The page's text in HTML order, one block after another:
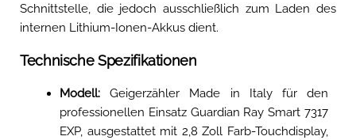
Schnittstelle, die jedoch ausschließlich zum Laden des
internen Lithium-Ionen-Akkus dient.
Technische Spezifikationen
Modell:Geigerzähler Made in Italy für den
professionellen Einsatz Guardian Ray Smart 7317
EXP, ausgestattet mit 2,8 Zoll Farb-Touchdisplay,